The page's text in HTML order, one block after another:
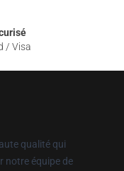
/ Visa
qualité qui
notre équipe de